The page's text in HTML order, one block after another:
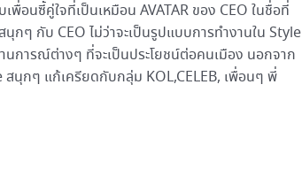
อนซี้คู่ใจที่เป็นเหมือน AVATAR ของ CEO ในชื่อที่
กๆ กับ CEO ไม่ว่าจะเป็นรูปแบบการทำงานใน Style
การณ์ต่างๆ ที่จะเป็นประโยชน์ต่อคนเมือง นอกจาก
นุกๆ แก้เครียดกับกลุ่ม KOL,CELEB, เพื่อนๆ พี่